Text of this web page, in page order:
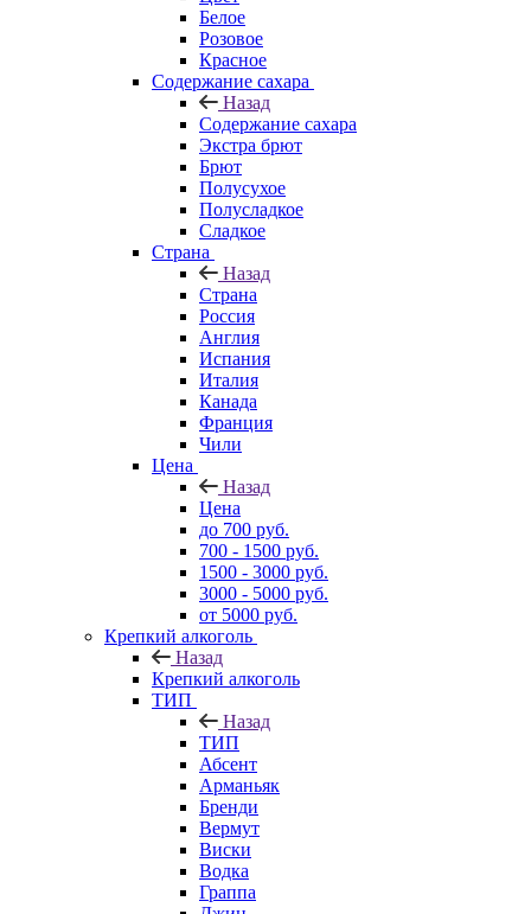
Белое
Розовое
Красное
Содержание сахара
Назад
Содержание сахара
Экстра брют
Брют
Полусухое
Полусладкое
Сладкое
Страна
Назад
Страна
Россия
Англия
Испания
Италия
Канада
Франция
Чили
Цена
Назад
Цена
до 700 руб.
700 - 1500 руб.
1500 - 3000 руб.
3000 - 5000 руб.
от 5000 руб.
Крепкий алкоголь
Назад
Крепкий алкоголь
ТИП
Назад
ТИП
Абсент
Арманьяк
Бренди
Вермут
Виски
Водка
Граппа